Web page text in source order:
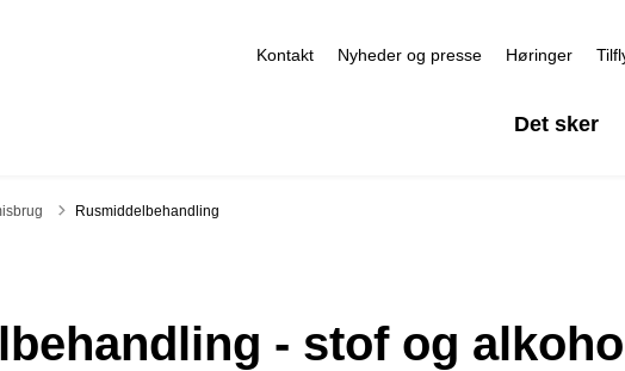
Kontakt Nyheder og presse Høringer
Det sker
Rusmiddelbehandling
- stof og